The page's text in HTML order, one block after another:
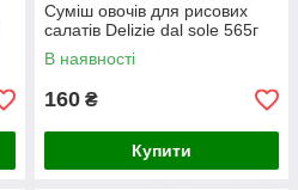
Суміш овочів для рисових
салатів Delizie dal sole 565г
В наявності
160 ₴
Купити